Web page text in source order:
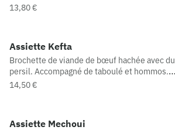
13,80 €
Assiette Kefta
Brochette de viande de bœuf hachée avec du
persil. Accompagné de taboulé et hommos.
Accompagnement au choix
14,50 €
Assiette Mechoui